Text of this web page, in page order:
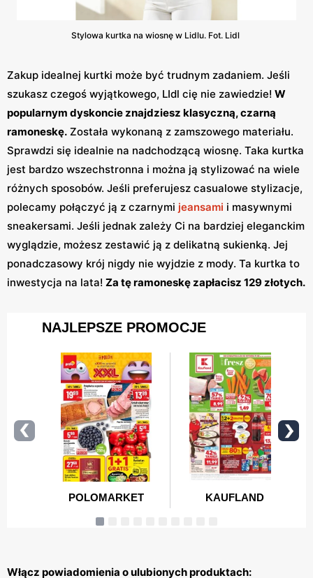
Stylowa kurtka na wiosnę w Lidlu. Fot. Lidl
Zakup idealnej kurtki może być trudnym zadaniem. Jeśli
szukasz czegoś wyjątkowego, LIdl cię nie zawiedzie! W
popularnym dyskoncie znajdziesz klasyczną, czarną
ramoneskę. Została wykonaną z zamszowego materiału.
Sprawdzi się idealnie na nadchodzącą wiosnę. Taka kurtka
jest bardzo wszechstronna i można ją stylizować na wiele
różnych sposobów. Jeśli preferujesz casualowe stylizacje,
polecamy połączyć ją z czarnymi jeansami i masywnymi
sneakersami. Jeśli jednak zależy Ci na bardziej eleganckim
wyglądzie, możesz zestawić ją z delikatną sukienką. Jej
ponadczasowy krój nigdy nie wyjdzie z mody. Ta kurtka to
inwestycja na lata! Za tę ramoneskę zapłacisz 129 złotych.
Włącz powiadomienia o ulubionych produktach: